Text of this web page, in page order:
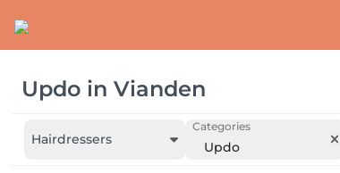
Updo in Vianden
Hairdressers
Categories
Updo